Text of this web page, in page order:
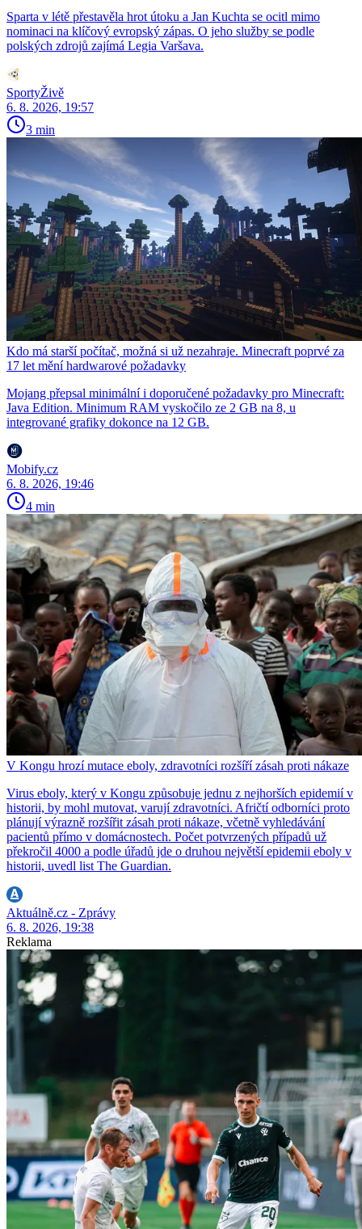
Sparta v létě přestavěla hrot útoku a Jan Kuchta se ocitl mimo
nominaci na klíčový evropský zápas. O jeho služby se podle
polských zdrojů zajímá Legia Varšava.
SportyŽivě
6. 8. 2026, 19:57
3 min
Kdo má starší počítač, možná si už nezahraje. Minecraft poprvé za
17 let mění hardwarové požadavky
Mojang přepsal minimální i doporučené požadavky pro Minecraft:
Java Edition. Minimum RAM vyskočilo ze 2 GB na 8, u
integrované grafiky dokonce na 12 GB.
Mobify.cz
6. 8. 2026, 19:46
4 min
V Kongu hrozí mutace eboly, zdravotníci rozšíří zásah proti nákaze
Virus eboly, který v Kongu způsobuje jednu z nejhorších epidemií v
historii, by mohl mutovat, varují zdravotníci. Afričtí odborníci proto
plánují výrazně rozšířit zásah proti nákaze, včetně vyhledávání
pacientů přímo v domácnostech. Počet potvrzených případů už
překročil 4000 a podle úřadů jde o druhou největší epidemii eboly v
historii, uvedl list The Guardian.
Aktuálně.cz - Zprávy
6. 8. 2026, 19:38
Reklama